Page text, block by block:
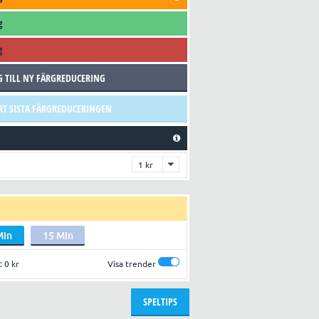
TILL NY FÄRGREDUCERING
SISTA FÄRGREDUCERINGEN
15 Min
0 kr Visa trender
SPELTIPS